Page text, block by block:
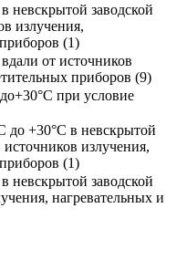
невскрытой заводской
излучения,
(1)
от источников
приборов (9)
при условие
до +30°С в невскрытой
источников излучения,
(1)
невскрытой заводской
нагревательных и